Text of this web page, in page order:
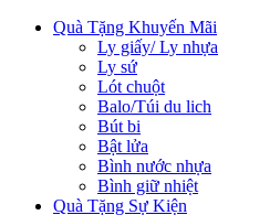
Quà Tặng Khuyến Mãi
Ly giấy/ Ly nhựa
Ly sứ
Lót chuột
Balo/Túi du lich
Bút bi
Bật lửa
Bình nước nhựa
Bình giữ nhiệt
Quà Tặng Sự Kiện